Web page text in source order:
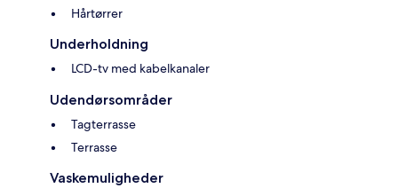
Hårtørrer
Underholdning
LCD-tv med kabelkanaler
Udendørsområder
Tagterrasse
Terrasse
Vaskemuligheder